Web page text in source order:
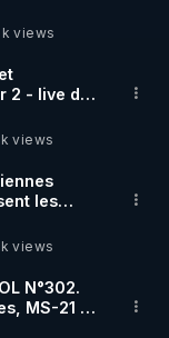
de la
illustrant
et sujets
l'ARNm-aa
il ?
k views
2 - live du
views
les
de
k views
N°302.
MS-21 en